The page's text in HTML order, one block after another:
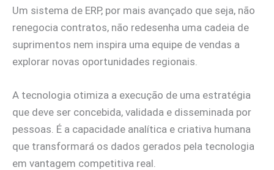
Um sistema de ERP, por mais avançado que seja, não
renegocia contratos, não redesenha uma cadeia de
suprimentos nem inspira uma equipe de vendas a
explorar novas oportunidades regionais.
A tecnologia otimiza a execução de uma estratégia
que deve ser concebida, validada e disseminada por
pessoas. É a capacidade analítica e criativa humana
que transformará os dados gerados pela tecnologia
em vantagem competitiva real.